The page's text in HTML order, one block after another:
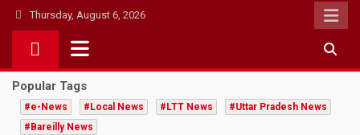
Skip
Thursday, August 6, 2026
Popular Tags
#e-News #Local News #LTT News
#Uttar Pradesh News
#Bareilly News